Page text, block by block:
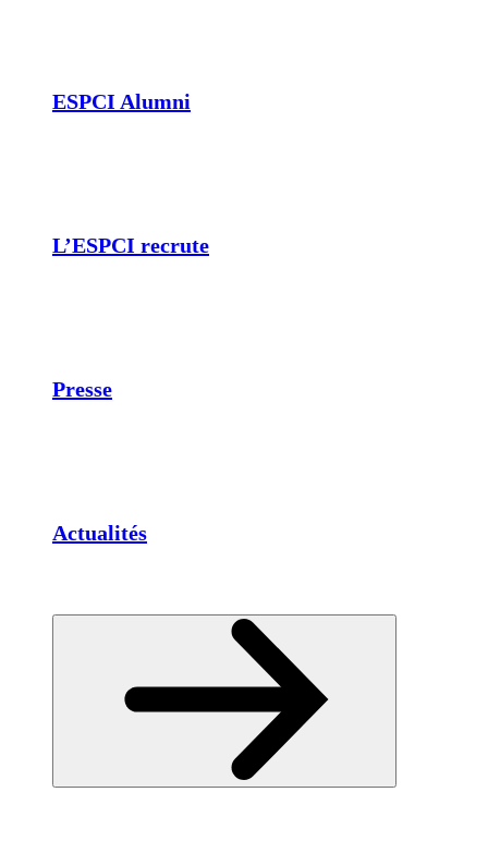
ESPCI Alumni
L’ESPCI recrute
Presse
Actualités